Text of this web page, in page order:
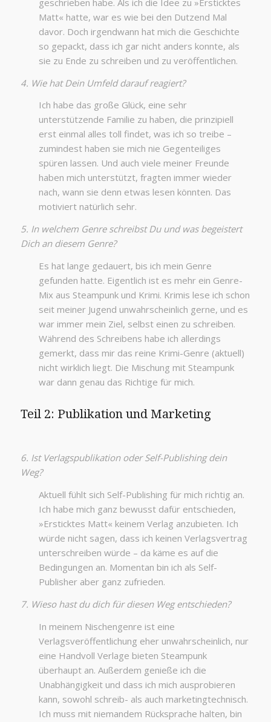
Matt« hatte, war es wie bei den Dutzend Mal
davor. Doch irgendwann hat mich die Geschichte
so gepackt, dass ich gar nicht anders konnte, als
sie zu Ende zu schreiben und zu veröffentlichen.
4. Wie hat Dein Umfeld darauf reagiert?
Ich habe das große Glück, eine sehr
unterstützende Familie zu haben, die prinzipiell
erst einmal alles toll findet, was ich so treibe –
zumindest haben sie mich nie Gegenteiliges
spüren lassen. Und auch viele meiner Freunde
haben mich unterstützt, fragten immer wieder
nach, wann sie denn etwas lesen könnten. Das
motiviert natürlich sehr.
5. In welchem Genre schreibst Du und was begeistert
Dich an diesem Genre?
Es hat lange gedauert, bis ich mein Genre
gefunden hatte. Eigentlich ist es mehr ein Genre-
Mix aus Steampunk und Krimi. Krimis lese ich schon
seit meiner Jugend unwahrscheinlich gerne, und es
war immer mein Ziel, selbst einen zu schreiben.
Während des Schreibens habe ich allerdings
gemerkt, dass mir das reine Krimi-Genre (aktuell)
nicht wirklich liegt. Die Mischung mit Steampunk
war dann genau das Richtige für mich.
Teil 2: Publikation und Marketing
6. Ist Verlagspublikation oder Self-Publishing dein
Weg?
Aktuell fühlt sich Self-Publishing für mich richtig an.
Ich habe mich ganz bewusst dafür entschieden,
»Ersticktes Matt« keinem Verlag anzubieten. Ich
würde nicht sagen, dass ich keinen Verlagsvertrag
unterschreiben würde – da käme es auf die
Bedingungen an. Momentan bin ich als Self-
Publisher aber ganz zufrieden.
7. Wieso hast du dich für diesen Weg entschieden?
In meinem Nischengenre ist eine
Verlagsveröffentlichung eher unwahrscheinlich, nur
eine Handvoll Verlage bieten Steampunk
überhaupt an. Außerdem genieße ich die
Unabhängigkeit und dass ich mich ausprobieren
kann, sowohl schreib- als auch marketingtechnisch.
Ich muss mit niemandem Rücksprache halten, bin